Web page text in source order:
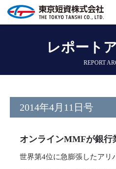
レポート
REPORT
2014年4月11日号
オンラインMMFが銀行
世界第4位に急膨張したアリ